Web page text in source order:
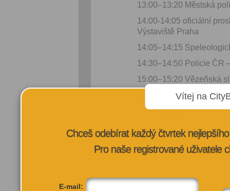
13:00–13:20 Městská
14:00-14:05 oficiální
Výstaviště Praha
14:05–14:15
14:30–14:50 Policie ČR
15:00–15:20 Vězeňská
16:00–16:20 společná
16:30–16:40 Městská
konečná tramvaje
Vítej na
Chceš odebírat každý čtvrtek
Pro naše registrované uživatele
E-mail: